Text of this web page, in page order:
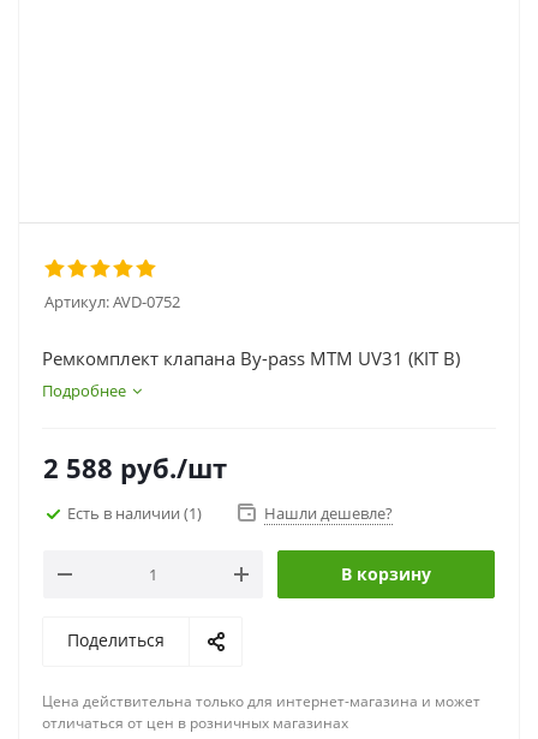
Артикул:AVD-0752
Ремкомплект клапана By-pass MTM UV31 (KIT B)
Подробнее
2 588 руб./шт
Есть в наличии (1) Нашли дешевле?
В корзину
Поделиться
Цена действительна только для интернет-магазина и может
отличаться от цен в розничных магазинах